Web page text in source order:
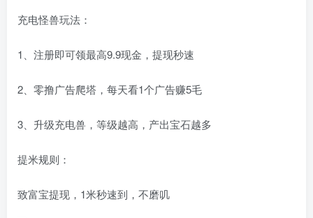
充电怪兽玩法：
1、注册即可领最高9.9现金，提现秒速
2、零撸广告爬塔，每天看1个广告赚5毛
3、升级充电兽，等级越高，产出宝石越多
提米规则：
致富宝提现，1米秒速到，不磨叽